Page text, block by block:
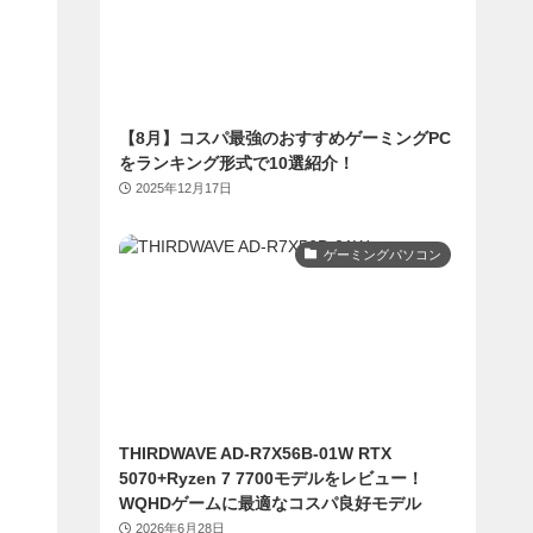
【8月】コスパ最強のおすすめゲーミングPC
をランキング形式で10選紹介！
2025年12月17日
ゲーミングパソコン
THIRDWAVE AD-R7X56B-01W RTX
5070+Ryzen 7 7700モデルをレビュー！
WQHDゲームに最適なコスパ良好モデル
2026年6月28日